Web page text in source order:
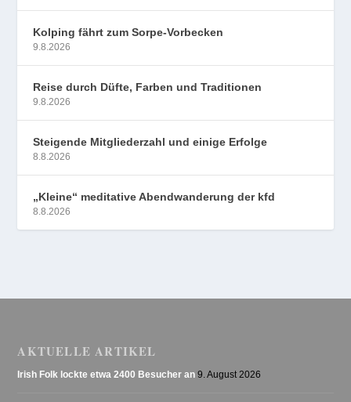
Kolping fährt zum Sorpe-Vorbecken
9.8.2026
Reise durch Düfte, Farben und Traditionen
9.8.2026
Steigende Mitgliederzahl und einige Erfolge
8.8.2026
„Kleine“ meditative Abendwanderung der kfd
8.8.2026
AKTUELLE ARTIKEL
Irish Folk lockte etwa 2400 Besucher an 9. August 2026